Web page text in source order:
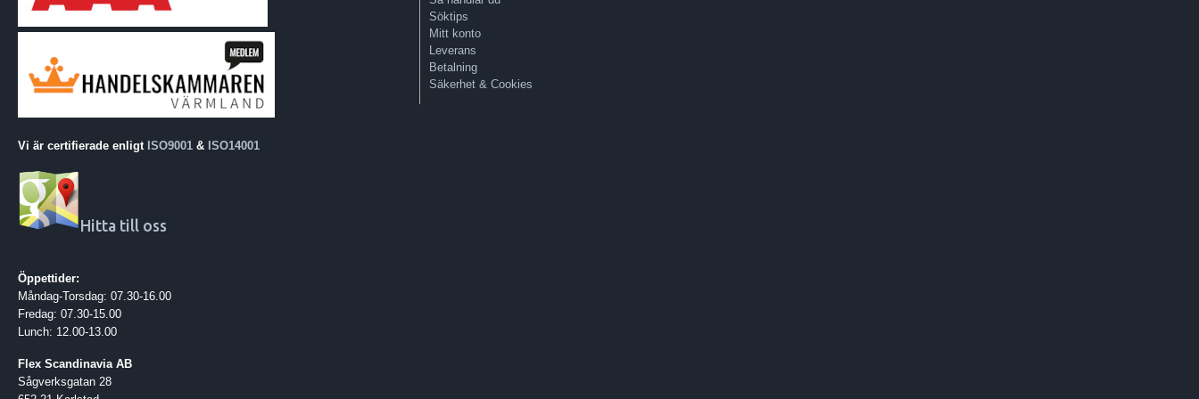
Vi är certifierade enligt ISO9001 & ISO14001
Hitta till oss
Öppettider:
Måndag-Torsdag: 07.30-16.00
Fredag: 07.30-15.00
Lunch: 12.00-13.00
Flex Scandinavia AB
Sågverksgatan 28
Söktips
Mitt konto
Leverans
Betalning
Säkerhet & Cookies